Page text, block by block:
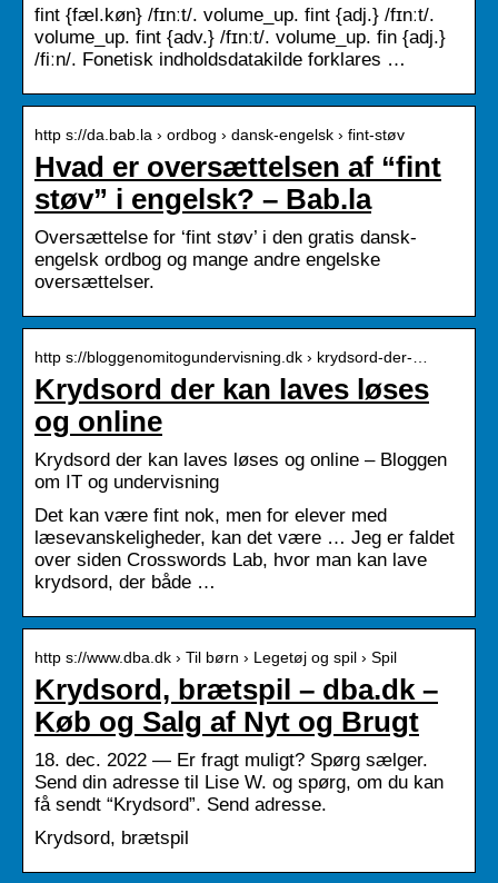
fint {fæl.køn} /fɪnːt/. volume_up. fint {adj.} /fɪnːt/.
volume_up. fint {adv.} /fɪnːt/. volume_up. fin {adj.}
/fiːn/. Fonetisk indholdsdatakilde forklares …
http s://da.bab.la › ordbog › dansk-engelsk › fint-støv
Hvad er oversættelsen af “fint
støv” i engelsk? – Bab.la
Oversættelse for ‘fint støv’ i den gratis dansk-
engelsk ordbog og mange andre engelske
oversættelser.
http s://bloggenomitogundervisning.dk › krydsord-der-…
Krydsord der kan laves løses
og online
Krydsord der kan laves løses og online – Bloggen
om IT og undervisning
Det kan være fint nok, men for elever med
læsevanskeligheder, kan det være … Jeg er faldet
over siden Crosswords Lab, hvor man kan lave
krydsord, der både …
http s://www.dba.dk › Til børn › Legetøj og spil › Spil
Krydsord, brætspil – dba.dk –
Køb og Salg af Nyt og Brugt
18. dec. 2022 — Er fragt muligt? Spørg sælger.
Send din adresse til Lise W. og spørg, om du kan
få sendt “Krydsord”. Send adresse.
Krydsord, brætspil